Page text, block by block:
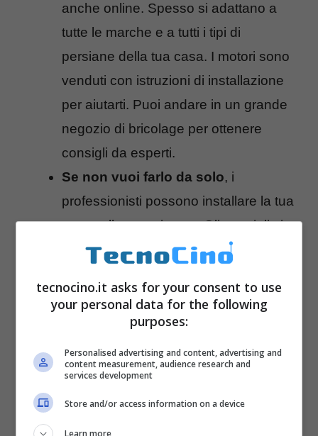
anche online. Spesso si adattano a
tutte le marche e a tutti i tipi di
persiane della tua casa. I motori sono
venduti con istruzioni di installazione
per aiutarti. Puoi andare in un grande
negozio di bricolage per ottenere
consigli da esperti.
Se non vuoi farlo da solo, i
professionisti possono installare la tua
tapparella motorizzata. Gli specialisti
di tapparelle vi consiglieranno nella
installeranno la motorizzazione delle
vostre tapparelle.
tecnocino.it asks for your consent to use
your personal data for the following
purposes:
Personalised advertising and content, advertising and
content measurement, audience research and
services development
Store and/or access information on a device
Learn more